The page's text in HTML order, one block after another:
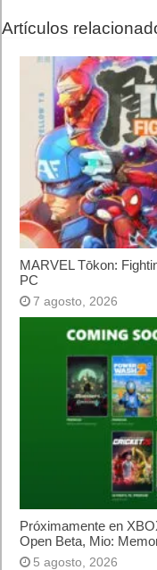
Artículos
MARVEL Tōkon:
PC
7 agosto, 2026
Próximamente en
Open Beta, Mio:
5 agosto, 2026